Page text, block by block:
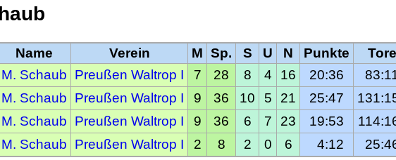
Name Verein M Sp. S U N Punkte Tore
M. Schaub Preußen Waltrop I 7 28 8 4 16 20:36
M. Schaub Preußen Waltrop I 9 36 10 5 21 25:47
M. Schaub Preußen Waltrop I 9 36 6 7 23 19:53
M. Schaub Preußen Waltrop I 2 8 2 0 6
  4:12